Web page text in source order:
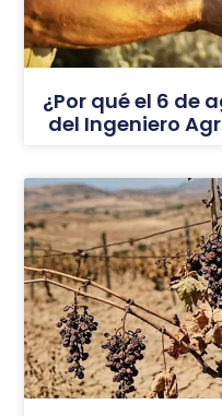
¿Por qué el 6 de
del Ingeniero